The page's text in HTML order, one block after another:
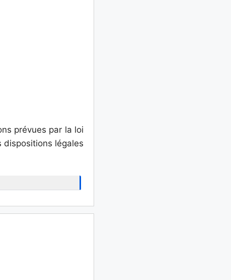
prévues par la loi
dispositions légales